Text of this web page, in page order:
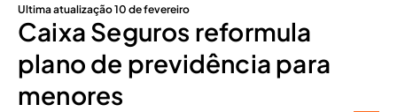
Ultima atualização 10 de fevereiro
Caixa Seguros reformula
plano de previdência para
menores